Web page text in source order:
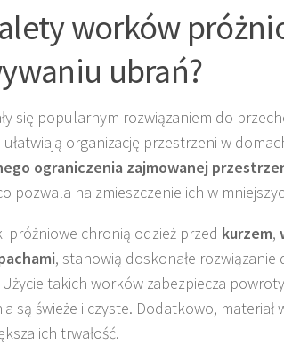
worków
ubrań?
się popularnym rozwiązaniem do
organizację przestrzeni w
ograniczenia zajmowanej
pozwala na zmieszczenie ich w
próżniowe chronią odzież przed kurzem,
, stanowią doskonałe
takich worków zabezpiecza
są świeże i czyste. Dodatkowo,
ich trwałość.